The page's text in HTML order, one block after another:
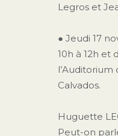
Legros et
● Jeudi 17
10h à 12h et
l’Auditorium
Calvados.
Huguette
Peut-on